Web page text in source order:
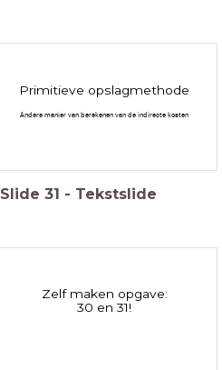
Primitieve opslagmethode
Andere manier van berekenen van de indirecte kosten
Slide 31 - Tekstslide
Zelf maken opgave:
30 en 31!